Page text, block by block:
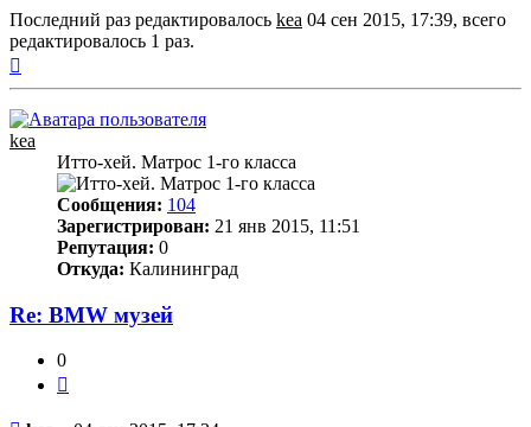
Последний раз редактировалось kea 04 сен 2015, 17:39, всего
редактировалось 1 раз.
kea
Итто-хей. Матрос 1-го класса
Сообщения: 104
Зарегистрирован: 21 янв 2015, 11:51
Репутация: 0
Откуда: Калининград
Re: BMW музей
0